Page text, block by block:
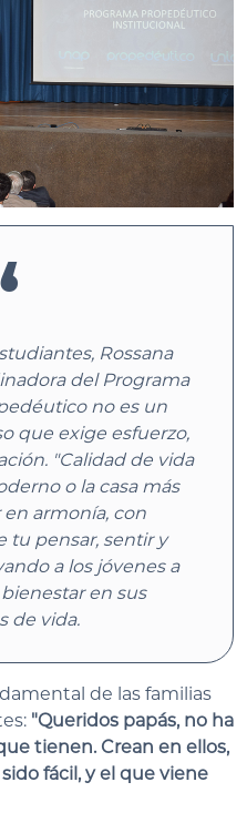
Rossana
del Programa
no es un
que exige esfuerzo,
"Calidad de vida
o la casa más
armonía, con
tu pensar, sentir y
a los jóvenes a
en sus
de vida.
de las familias
"Queridos papás, no ha
tienen. Crean en ellos,
fácil, y el que viene